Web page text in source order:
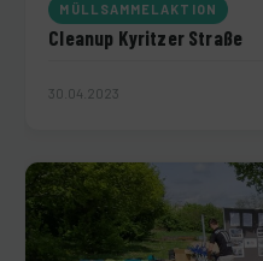
MÜLLSAMMELAKTION
Cleanup Kyritzer Straße
30.04.2023